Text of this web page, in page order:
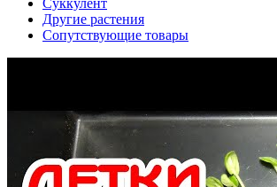
Суккулент
Другие растения
Сопутствующие товары